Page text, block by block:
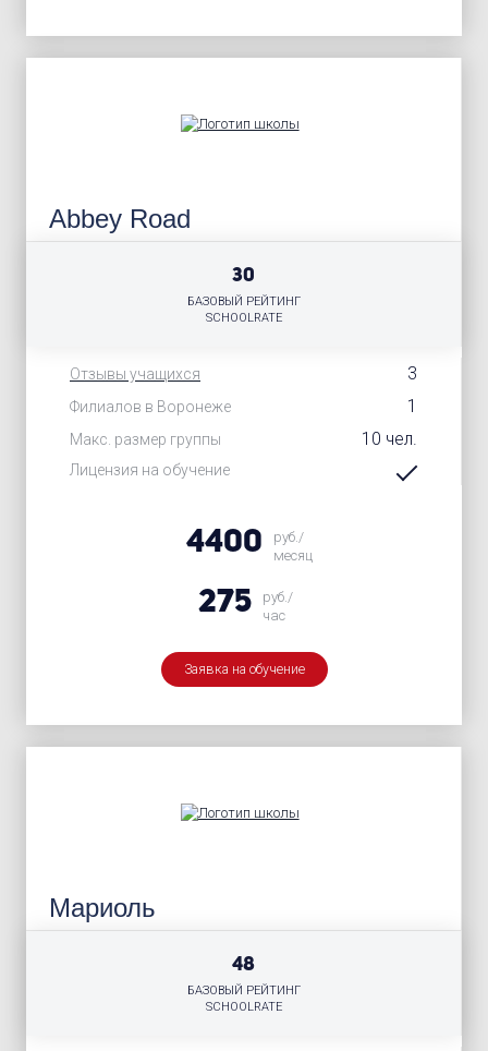
Abbey Road
Отзывы учащихся 3
Филиалов в Воронеже 1
Макс. размер группы 10 чел.
Лицензия на обучение
30
БАЗОВЫЙ РЕЙТИНГ
SCHOOLRATE
4400
руб./
месяц
275
руб./
час
Заявка на обучение
Мариоль
48
БАЗОВЫЙ РЕЙТИНГ
SCHOOLRATE